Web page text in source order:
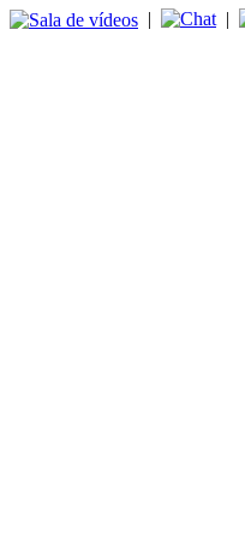
| |